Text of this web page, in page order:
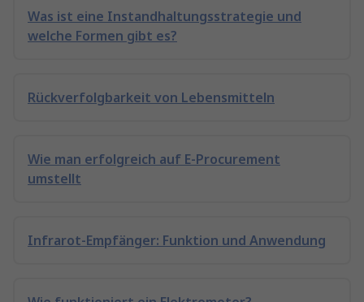
Was ist eine Instandhaltungsstrategie und
welche Formen gibt es?
Rückverfolgbarkeit von Lebensmitteln
Wie man erfolgreich auf E-Procurement
umstellt
Infrarot-Empfänger: Funktion und Anwendung